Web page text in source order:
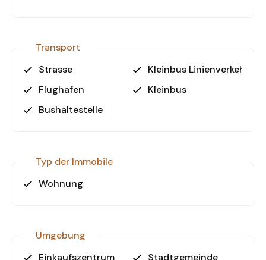
Jetzt Ihre Traumwohnung sichern!
Nutzen Sie diese einmalige Gelegenheit, eine
moderne 2+1 oder 4+1 Wohnung in Antalya zu
erwerben. Kontaktieren Sie uns noch heute für
Transport
Strasse
Kleinbus Linienverkehr
Flughafen
Kleinbus
Bushaltestelle
Typ der Immobile
Wohnung
Umgebung